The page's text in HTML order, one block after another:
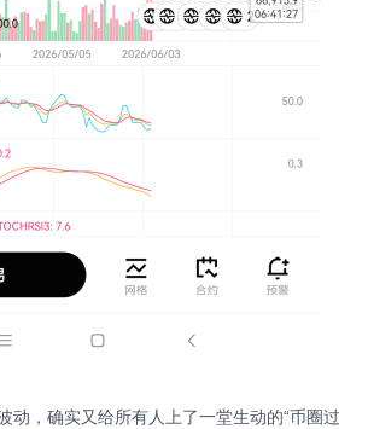
动，确实又给所有人上了一堂生动的“币圈过